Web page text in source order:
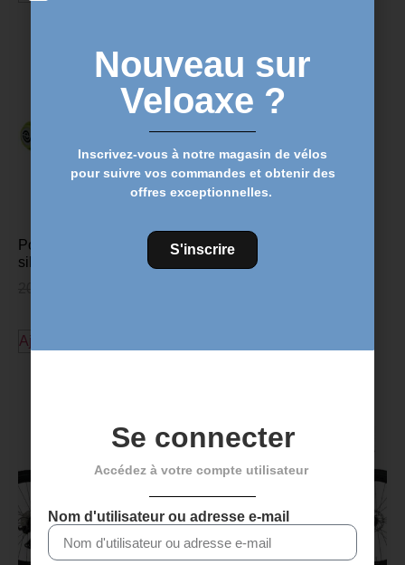
Poignées de vélo VTT en
silicone vert
Ajouter au panier
Nouveau sur
Veloaxe ?
Inscrivez-vous à notre magasin de vélos
pour suivre vos commandes et obtenir des
offres exceptionnelles.
S'inscrire
Se connecter
Accédez à votre compte utilisateur
Nom d'utilisateur ou adresse e-mail